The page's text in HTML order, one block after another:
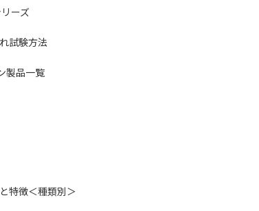
ーズ
試験方法
製品一覧
特徴＜種類別＞